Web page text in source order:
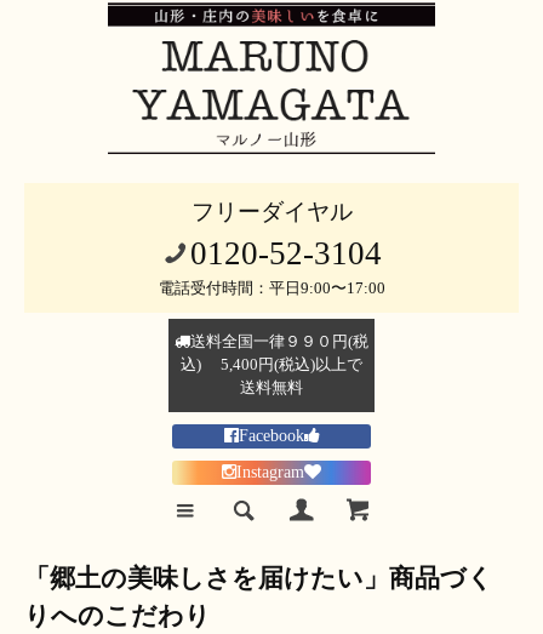
フリーダイヤル
0120-52-3104
電話受付時間：平日9:00〜17:00
送料全国一律９９０円(税
込) 5,400円(税込)以上で
送料無料
Facebook
Instagram
「郷土の美味しさを届けたい」商品づく
りへのこだわり